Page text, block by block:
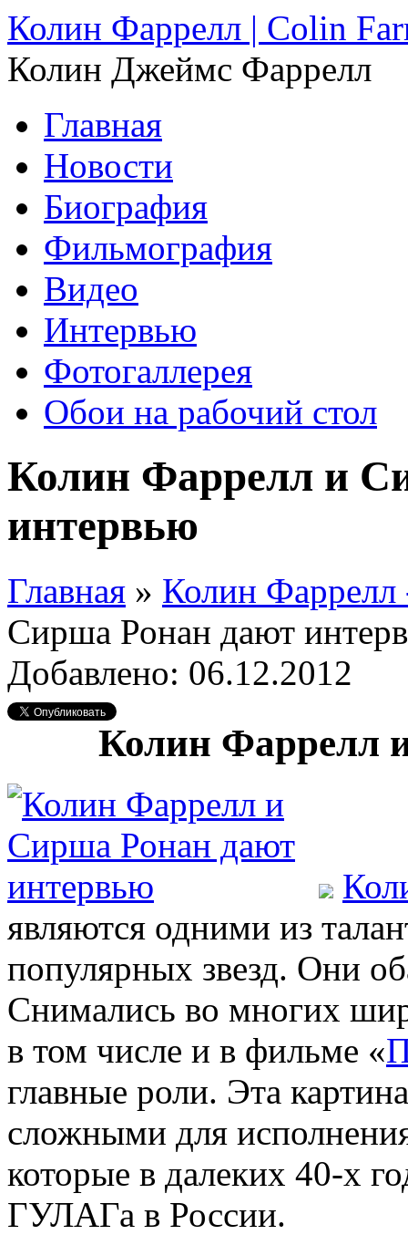
Колин Фаррелл | Colin
Колин Джеймс Фаррелл
Главная
Новости
Биография
Фильмография
Видео
Интервью
Фотогаллерея
Обои на рабочий стол
Колин Фаррелл и
интервью
Главная » Колин
Сирша Ронан дают
Добавлено: 06.12.2012
Колин Фаррелл
являются одними из
популярных звезд. Они
Снимались во многих
в том числе и в фильме «
главные роли. Эта
сложными для
которые в далеких 40-х
ГУЛАГа в России.